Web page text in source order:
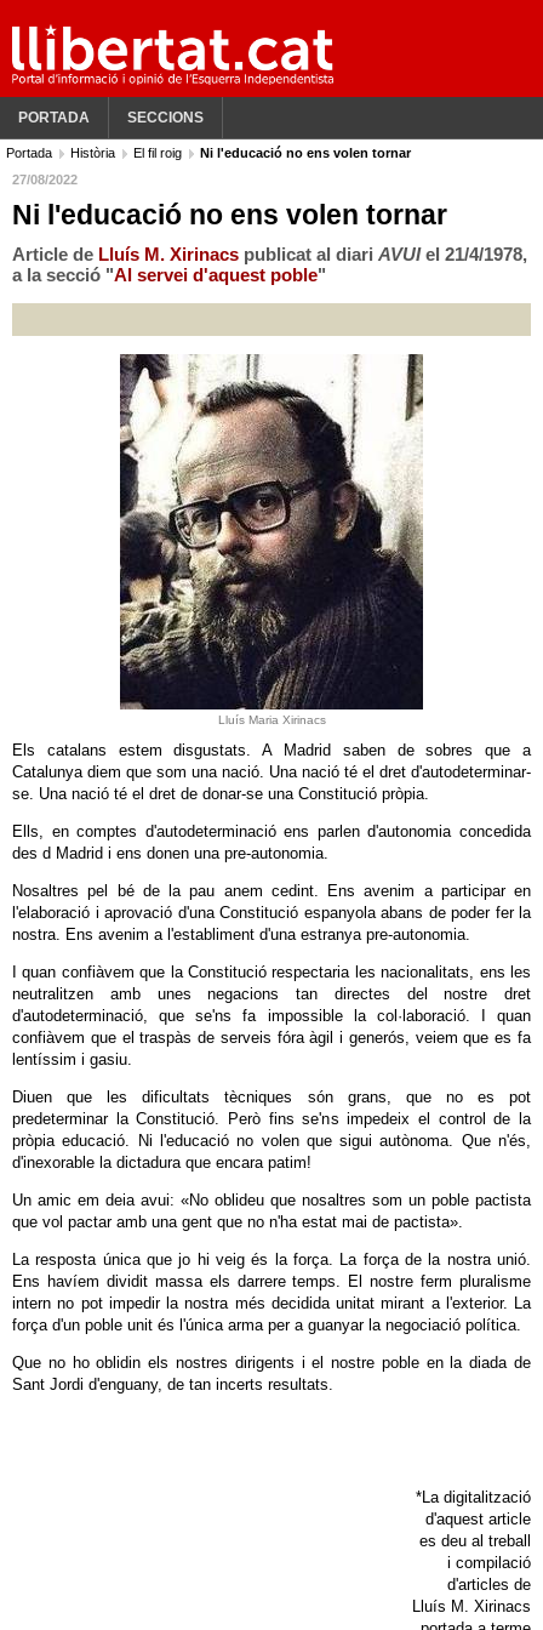
PORTADA SECCIONS
Portada Història El fil roig
Ni l'educació no ens volen tornar
27/08/2022
Ni l'educació no ens volen tornar
Article de Lluís M. Xirinacs publicat al diari AVUIel 21/4/1978,
a la secció "Al servei d'aquest poble"
Lluís Maria Xirinacs
Els catalans estem disgustats. A Madrid saben de sobres que a
Catalunya diem que som una nació. Una nació té el dret d'autodeterminar-
se. Una nació té el dret de donar-se una Constitució pròpia.
Ells, en comptes d'autodeterminació ens parlen d'autonomia concedida
des d Madrid i ens donen una pre-autonomia.
Nosaltres pel bé de la pau anem cedint. Ens avenim a participar en
l'elaboració i aprovació d'una Constitució espanyola abans de poder fer la
nostra. Ens avenim a l'establiment d'una estranya pre-autonomia.
I quan confiàvem que la Constitució respectaria les nacionalitats, ens les
neutralitzen amb unes negacions tan directes del nostre dret
d'autodeterminació, que se'ns fa impossible la col·laboració. I quan
confiàvem que el traspàs de serveis fóra àgil i generós, veiem que es fa
lentíssim i gasiu.
Diuen que les dificultats tècniques són grans, que no es pot
predeterminar la Constitució. Però fins se'ns impedeix el control de la
pròpia educació. Ni l'educació no volen que sigui autònoma. Que n'és,
d'inexorable la dictadura que encara patim!
Un amic em deia avui: «No oblideu que nosaltres som un poble pactista
que vol pactar amb una gent que no n'ha estat mai de pactista».
La resposta única que jo hi veig és la força. La força de la nostra unió.
Ens havíem dividit massa els darrere temps. El nostre ferm pluralisme
intern no pot impedir la nostra més decidida unitat mirant a l'exterior. La
força d'un poble unit és l'única arma per a guanyar la negociació política.
Que no ho oblidin els nostres dirigents i el nostre poble en la diada de
Sant Jordi d'enguany, de tan incerts resultats.
*La digitalització
d'aquest article
es deu al treball
i compilació
d'articles de
Lluís M. Xirinacs